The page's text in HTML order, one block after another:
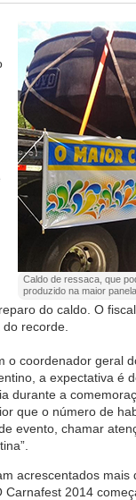
Caldo de ressaca, que
produzido na maior
do caldo. O
recorde.
o coordenador geral
a expectativa é
durante a
que o número de
evento, chamar
acrescentados
Carnafest 2014